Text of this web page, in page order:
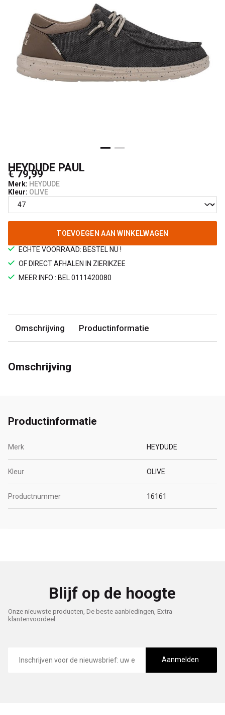
HEYDUDE PAUL
€ 79,99
Merk: HEYDUDE
Kleur: OLIVE
TOEVOEGEN AAN WINKELWAGEN
ECHTE VOORRAAD: BESTEL NU !
OF DIRECT AFHALEN IN ZIERIKZEE
MEER INFO : BEL 0111420080
Omschrijving Productinformatie
Omschrijving
Productinformatie
Merk HEYDUDE
Kleur OLIVE
Productnummer 16161
Blijf op de hoogte
Onze nieuwste producten, De beste aanbiedingen, Extra
klantenvoordeel
mailadres
Aanmelden